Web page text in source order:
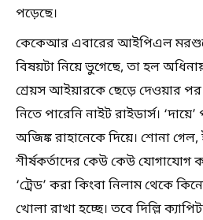
পড়েছে।
কেকেআর এবারের আইপিএল
বিষয়টা নিয়ে ভুগেছে, তা হল
শ্রেয়স আইয়ারকে ছেড়ে দেওয়ার
নিতে পারেনি নাইট রাইডার্স।
অজিঙ্ক রাহানেকে দিয়ে। শোনা
শীর্ষকর্তাদের কেউ কেউ যোগাযোগ
‘ট্রেড’ করা কিংবা নিলাম থেকে
খোলা রাখা হচ্ছে। তবে দিল্লি